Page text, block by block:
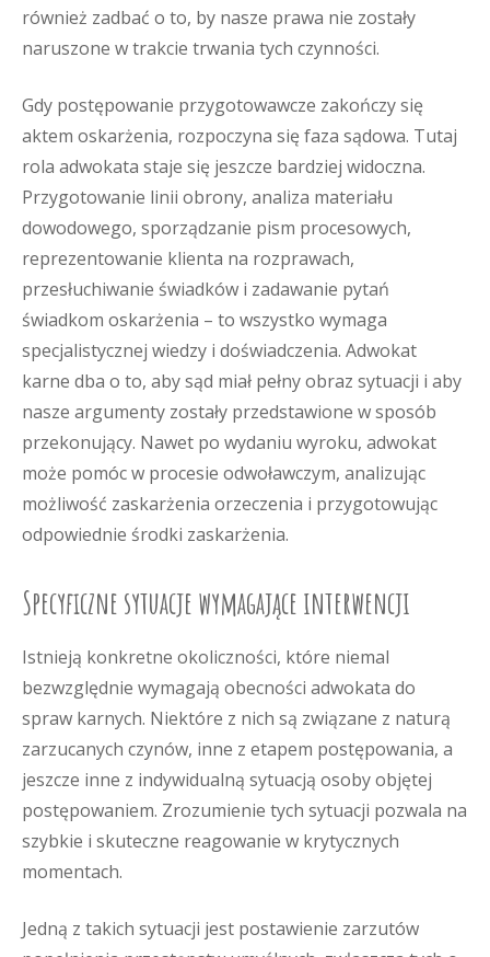
również zadbać o to, by nasze prawa nie zostały
naruszone w trakcie trwania tych czynności.
Gdy postępowanie przygotowawcze zakończy się
aktem oskarżenia, rozpoczyna się faza sądowa. Tutaj
rola adwokata staje się jeszcze bardziej widoczna.
Przygotowanie linii obrony, analiza materiału
dowodowego, sporządzanie pism procesowych,
reprezentowanie klienta na rozprawach,
przesłuchiwanie świadków i zadawanie pytań
świadkom oskarżenia – to wszystko wymaga
specjalistycznej wiedzy i doświadczenia. Adwokat
karne dba o to, aby sąd miał pełny obraz sytuacji i aby
nasze argumenty zostały przedstawione w sposób
przekonujący. Nawet po wydaniu wyroku, adwokat
może pomóc w procesie odwoławczym, analizując
możliwość zaskarżenia orzeczenia i przygotowując
odpowiednie środki zaskarżenia.
Specyficzne sytuacje wymagające interwencji
Istnieją konkretne okoliczności, które niemal
bezwzględnie wymagają obecności adwokata do
spraw karnych. Niektóre z nich są związane z naturą
zarzucanych czynów, inne z etapem postępowania, a
jeszcze inne z indywidualną sytuacją osoby objętej
postępowaniem. Zrozumienie tych sytuacji pozwala na
szybkie i skuteczne reagowanie w krytycznych
momentach.
Jedną z takich sytuacji jest postawienie zarzutów